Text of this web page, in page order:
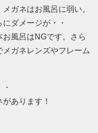
ガネはお風呂に弱い。
ダメージが・・
風呂はNGです。さら
ガネレンズやフレーム
あります！